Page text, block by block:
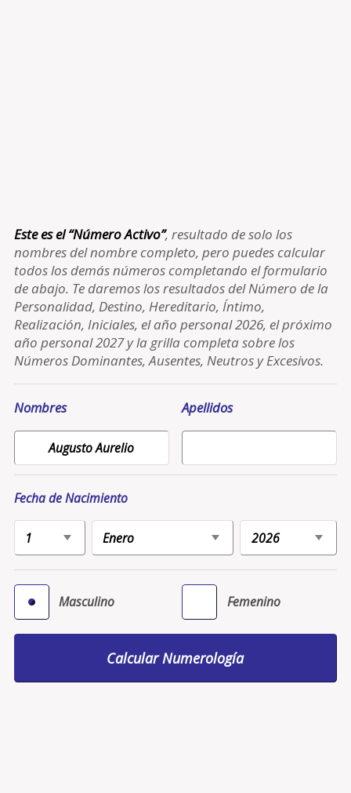
Este es el “Número Activo”, resultado de solo los
nombres del nombre completo, pero puedes calcular
todos los demás números completando el formulario
de abajo. Te daremos los resultados del Número de la
Personalidad, Destino, Hereditario, Íntimo,
Realización, Iniciales, el año personal 2026, el próximo
año personal 2027 y la grilla completa sobre los
Números Dominantes, Ausentes, Neutros y Excesivos.
Nombres Apellidos
Fecha de Nacimiento
Masculino Femenino